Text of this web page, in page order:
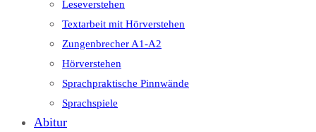
Leseverstehen
Textarbeit mit Hörverstehen
Zungenbrecher A1-A2
Hörverstehen
Sprachpraktische Pinnwände
Sprachspiele
Abitur